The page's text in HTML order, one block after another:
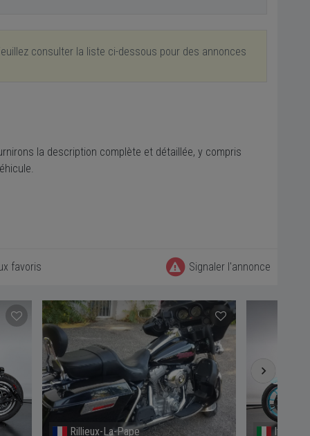
consulter la liste ci-dessous pour des annonces
la description complète et détaillée, y compris
favoris Signaler l'annonce
Rillieux-La-Pape Italie